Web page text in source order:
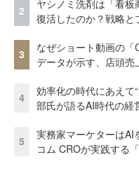
2
ヤシノミ洗剤は「看
復活したのか？戦略と
3
なぜショート動画の
データが示す、店頭売
4
効率化の時代にあえ
部氏が語るAI時代の経
5
実務家マーケターはAI
コム CROが実践する